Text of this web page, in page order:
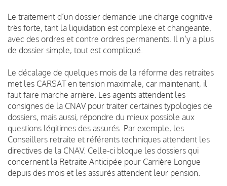
Le traitement d’un dossier demande une charge cognitive
très forte, tant la liquidation est complexe et changeante,
avec des ordres et contre ordres permanents. Il n’y a plus
de dossier simple, tout est compliqué.
Le décalage de quelques mois de la réforme des retraites
met les CARSAT en tension maximale, car maintenant, il
faut faire marche arrière. Les agents attendent les
consignes de la CNAV pour traiter certaines typologies de
dossiers, mais aussi, répondre du mieux possible aux
questions légitimes des assurés. Par exemple, les
Conseillers retraite et référents techniques attendent les
directives de la CNAV. Celle-ci bloque les dossiers qui
concernent la Retraite Anticipée pour Carrière Longue
depuis des mois et les assurés attendent leur pension.